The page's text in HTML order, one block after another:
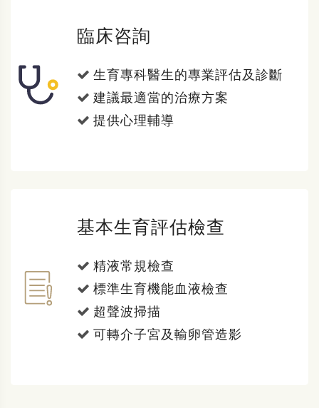
臨床咨詢
生育專科醫生的專業評估及診斷
建議最適當的治療方案
提供心理輔導
基本生育評估檢查
精液常規檢查
標準生育機能血液檢查
超聲波掃描
可轉介子宮及輸卵管造影